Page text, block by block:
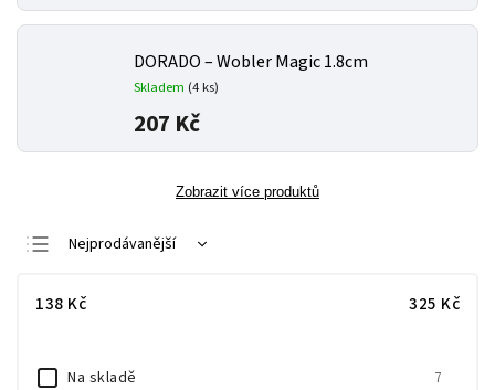
DORADO – Wobler Magic 1.8cm
Skladem (4 ks)
207 Kč
Zobrazit více produktů
Nejprodávanější
Nejdražší
138 Kč 325 Kč
Na skladě 7